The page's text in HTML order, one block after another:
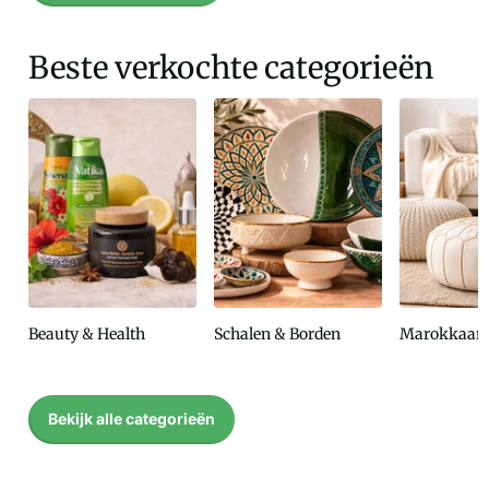
Beste verkochte categorieën
Beauty & Health Schalen & Borden
Bekijk alle categorieën